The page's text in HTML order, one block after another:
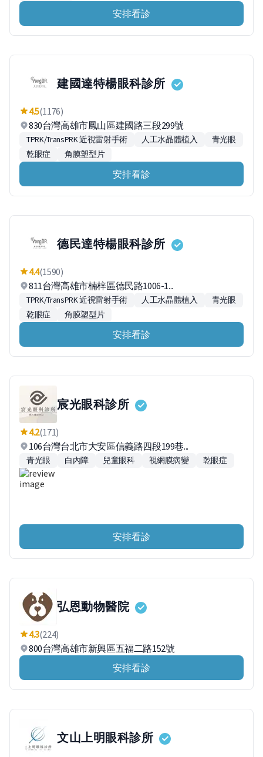
安排看診
建國達特楊眼科診所
4.5(1176)
830台灣高雄市鳳山區建國路三段299號
TPRK/TransPRK 近視雷射手術 人工水晶體植入
青光眼
乾眼症
角膜塑型片
安排看診
德民達特楊眼科診所
4.4(1590)
811台灣高雄市楠梓區德民路1006-1...
TPRK/TransPRK 近視雷射手術 人工水晶體植入
青光眼
乾眼症
角膜塑型片
安排看診
宸光眼科診所
4.2(171)
106台灣台北市大安區信義路四段199巷...
青光眼 白內障 兒童眼科 視網膜病變 乾眼症
安排看診
弘恩動物醫院
4.3(224)
800台灣高雄市新興區五福二路152號
安排看診
文山上明眼科診所